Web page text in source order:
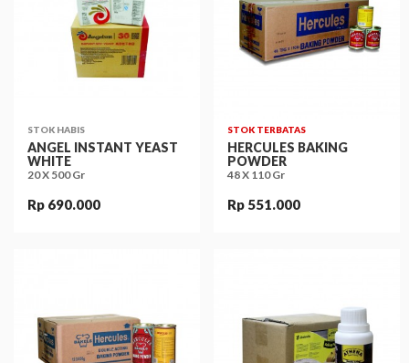
STOK HABIS
ANGEL INSTANT YEAST
WHITE
20 X 500 Gr
Rp 690.000
STOK TERBATAS
HERCULES BAKING
POWDER
48 X 110 Gr
Rp 551.000